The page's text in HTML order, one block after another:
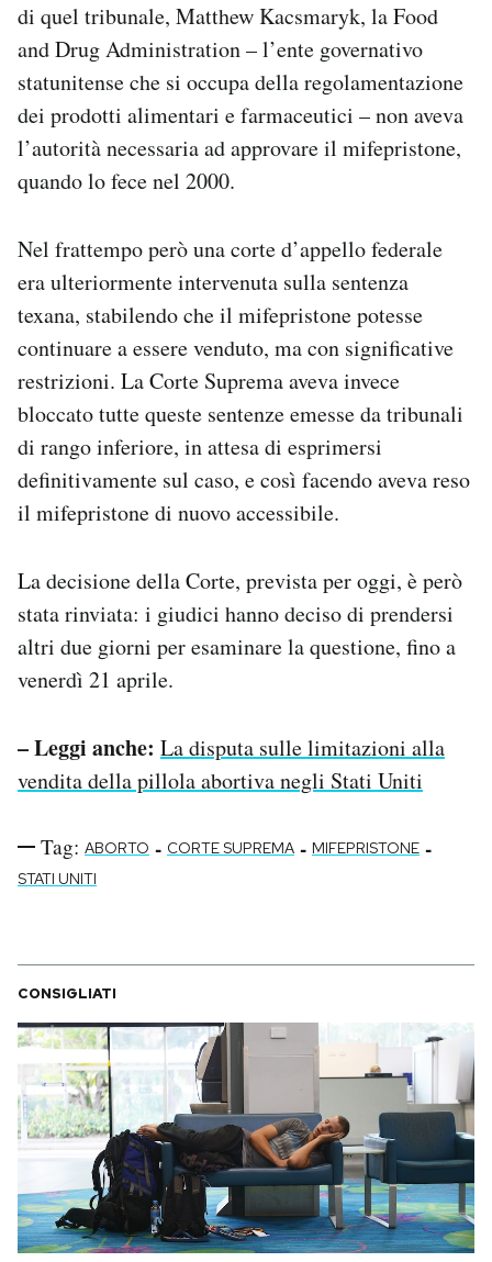
di quel tribunale, Matthew Kacsmaryk, la Food
and Drug Administration – l’ente governativo
statunitense che si occupa della regolamentazione
dei prodotti alimentari e farmaceutici – non aveva
l’autorità necessaria ad approvare il mifepristone,
quando lo fece nel 2000.
Nel frattempo però una corte d’appello federale
era ulteriormente intervenuta sulla sentenza
texana, stabilendo che il mifepristone potesse
continuare a essere venduto, ma con significative
restrizioni. La Corte Suprema aveva invece
bloccato tutte queste sentenze emesse da tribunali
di rango inferiore, in attesa di esprimersi
definitivamente sul caso, e così facendo aveva reso
il mifepristone di nuovo accessibile.
La decisione della Corte, prevista per oggi, è però
stata rinviata: i giudici hanno deciso di prendersi
altri due giorni per esaminare la questione, fino a
venerdì 21 aprile.
– Leggi anche: La disputa sulle limitazioni alla
vendita della pillola abortiva negli Stati Uniti
Tag: ABORTO - CORTE SUPREMA - MIFEPRISTONE -
STATI UNITI
CONSIGLIATI